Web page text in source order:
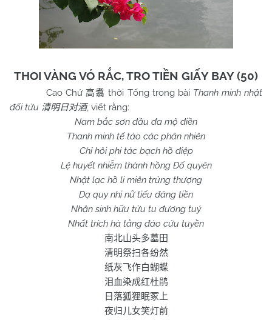
THOI VÀNG VÓ RẮC, TRO TIỀN GIẤY BAY (50)
Cao Chứ高翥 thời Tống trong bài Thanh minh nhật
đối tửu 清明日对酒, viết rằng:
Nam bắc sơn đầu đa mộ điền
Thanh minh tế tảo các phân nhiên
Chỉ hôi phi tác bạch hồ điệp
Lệ huyết nhiễm thành hồng Đố quyên
Nhật lạc hồ li miên trủng thượng
Dạ quy nhi nữ tiếu đăng tiền
Nhân sinh hữu tửu tu đương tuý
Nhất trích hà tằng đáo cửu tuyền
南北山头多墓田
清明祭扫各纷然
纸灰飞作白蝴蝶
泪血染成红杜鹃
日落狐狸眠冢上
夜归儿女笑灯前